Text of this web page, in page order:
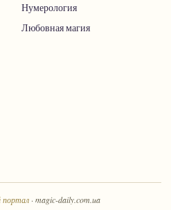
Нумерология
Любовная магия
портал · magic-daily.com.ua